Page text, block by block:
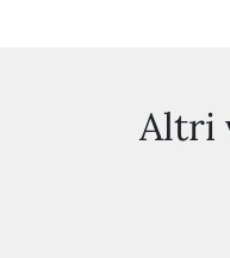
Altri